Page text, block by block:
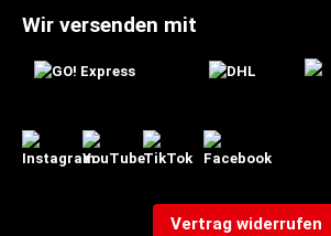
Wir versenden mit
Vertrag widerrufen